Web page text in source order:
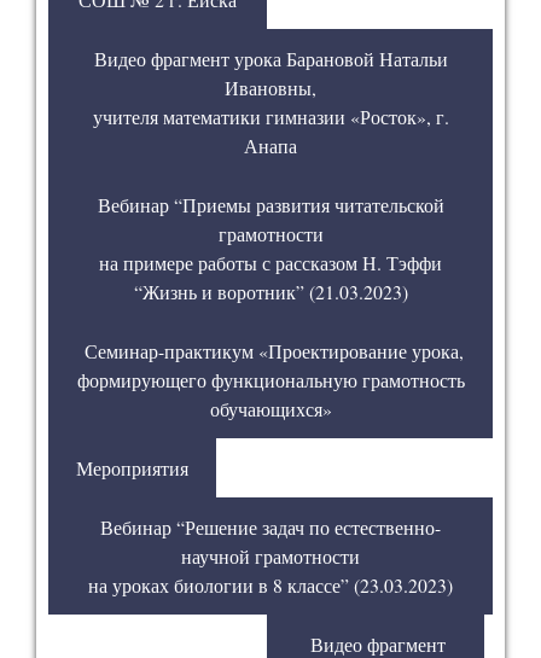
Видео фрагмент урока Барановой Натальи
Ивановны,
учителя математики гимназии «Росток», г.
Анапа
Вебинар “Приемы развития читательской
грамотности
на примере работы с рассказом Н. Тэффи
“Жизнь и воротник” (21.03.2023)
Семинар-практикум «Проектирование урока,
формирующего функциональную грамотность
обучающихся»
Мероприятия
Вебинар “Решение задач по естественно-
научной грамотности
на уроках биологии в 8 классе” (23.03.2023)
Видео фрагмент